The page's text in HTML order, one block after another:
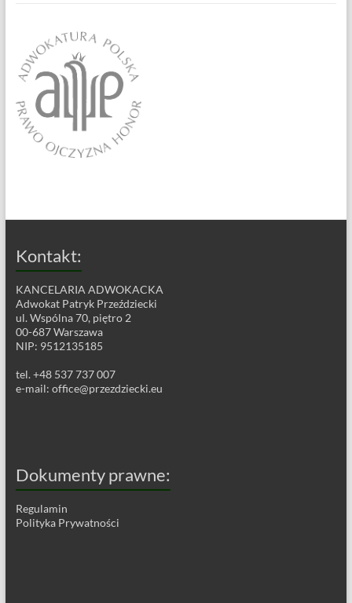
Kontakt:
KANCELARIA ADWOKACKA
Adwokat Patryk Przeździecki
ul. Wspólna 70, piętro 2
00-687 Warszawa
NIP: 9512135185
tel. +48 537 737 007
e-mail: office@przezdziecki.eu
Dokumenty prawne:
Regulamin
Polityka Prywatności